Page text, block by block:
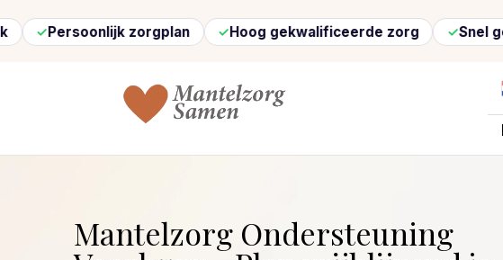
zorgplan Hoog gekwalificeerde zorg Snel geregeld
Mantelzorg Ondersteuning